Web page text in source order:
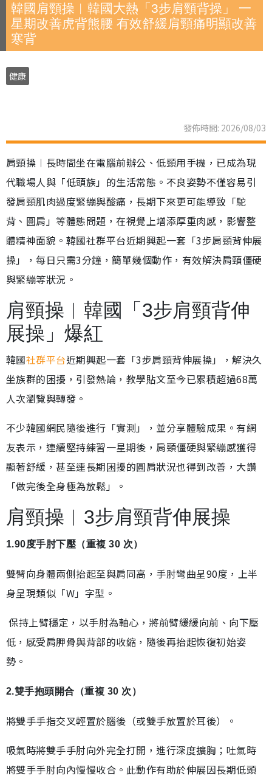
韓國肩頸操︱韓國大熱「3步肩頸背操」 一
星期改善虎背熊腰 有效舒緩肩頸痛明顯改善
寒背
健康
發佈時間: 2026/08/03
肩頸操︱長時間坐在電腦前辦公、低頸用手機，已成為現
代職場人與「低頭族」的生活常態。不良姿勢不僅容易引
發肩頸肌肉過度緊繃與酸痛，長期下來更可能導致「駝
背、圓肩」等體態問題，在視覺上增添厚重肉感，影響整
體精神面貌。韓國社群平台近期興起一套「3步肩頸背伸展
操」，每日只需3分鐘，簡單幾個動作，有效解決肩頸僵硬
與緊繃等狀況。
肩頸操︱韓國「3步肩頸背伸
展操」爆紅
韓國社群平台近期興起一套「3步肩頸背伸展操」，解決久
坐族群的困擾，引發熱論，教學貼文至今已累積超過68萬
人次瀏覽與轉發。
不少韓國網民隨後進行「實測」，並分享體驗成果。有網
友表示，連續堅持練習一星期後，肩頸僵硬與緊繃感獲得
顯著舒緩，甚至連長期困擾的圓肩狀況也得到改善，大讚
「做完後全身極為放鬆」。
肩頸操︱3步肩頸背伸展操
1.90度手肘下壓（重複 30 次）
雙臂向身體兩側抬起至與肩同高，手肘彎曲呈90度，上半
身呈現類似「W」字型。
保持上臂穩定，以手肘為軸心，將前臂緩緩向前、向下壓
低，感受肩胛骨與背部的收縮，隨後再抬起恢復初始姿
勢。
2.雙手抱頭開合（重複 30 次）
將雙手手指交叉輕置於腦後（或雙手放置於耳後）。
吸氣時將雙手手肘向外完全打開，進行深度擴胸；吐氣時
將雙手手肘向內慢慢收合。此動作有助於伸展因長期低頭